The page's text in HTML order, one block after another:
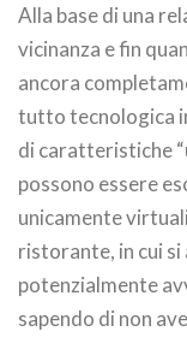
Alla base di una
vicinanza e fin
ancora
tutto tecnologica
di caratteristiche
possono essere
unicamente
ristorante, in cui
potenzialmente
sapendo di non